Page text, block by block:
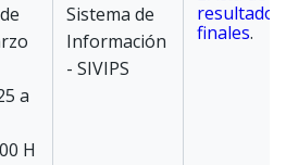
resultados
finales.
a
H
Sistema de
Información
- SIVIPS